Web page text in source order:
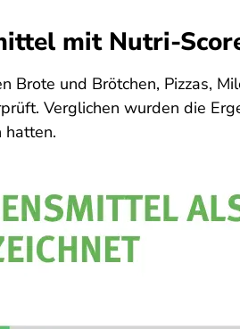
mit Nutri-
und Brötchen, Pizzas,
Verglichen wurden die
hatten.